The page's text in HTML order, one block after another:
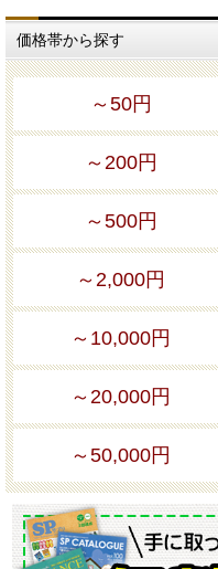
価格帯から探す
～50円
～200円
～500円
～2,000円
～10,000円
～20,000円
～50,000円